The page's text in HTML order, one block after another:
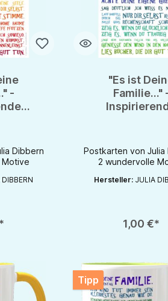
-
Dibbern
den gewünschten Wert ein oder benutze
"Es ist
Familie..."
Postkarten von Julia
2 wundervolle
Hersteller: JULIA
1,00 €*
Produkt Anzahl:
Tipp